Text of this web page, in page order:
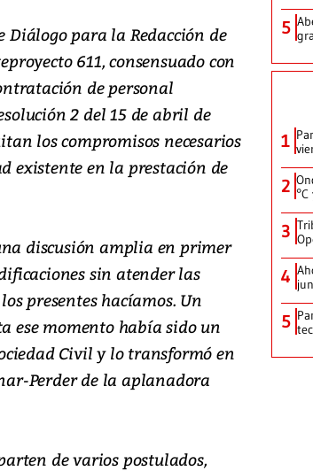
Diálogo para la Redacción de
611, consensuado con
de personal
2 del 15 de abril de
los compromisos necesarios
existente en la prestación de
discusión amplia en primer
sin atender las
presentes hacíamos. Un
ese momento había sido un
Civil y lo transformó en
Perder de la aplanadora
de varios postulados,
5
1
2
3
4
5